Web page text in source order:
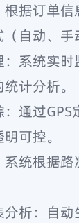
据订单
自动、手
系统实
计分析。
通过
可控。
统根据
析：自